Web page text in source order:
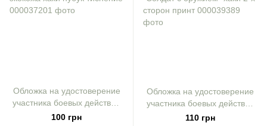
Обложка на удостоверение
участника боевых действий
КОЗАК экокожа хаки нубук
100 грн
Обложка на удостоверение
участника боевых действий
Mars "Солдат с оружием"
110 грн